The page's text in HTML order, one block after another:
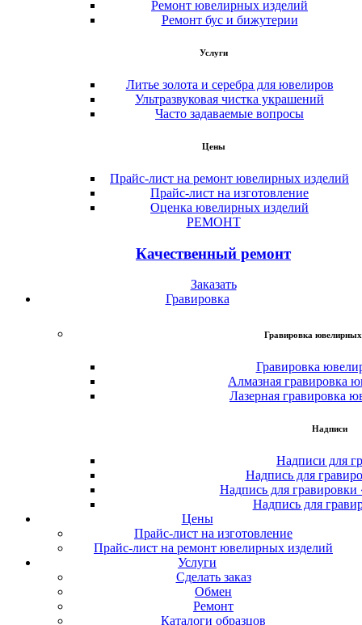
Ремонт ювелирных изделий
Ремонт бус и бижутерии
Услуги
Литье золота и серебра для ювелиров
Ультразвуковая чистка украшений
Часто задаваемые вопросы
Цены
Прайс-лист на ремонт ювелирных изделий
Прайс-лист на изготовление
Оценка ювелирных изделий
РЕМОНТ
Качественный ремонт
Заказать
Гравировка
Гравировка ювелирных
Гравировка
Алмазная гравировка
Лазерная гравировка
Надписи
Надписи для
Надпись для
Надпись для
Надпись для
Цены
Прайс-лист на изготовление
Прайс-лист на ремонт ювелирных изделий
Услуги
Сделать заказ
Обмен
Ремонт
Каталоги образцов